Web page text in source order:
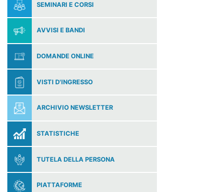
SEMINARI E CORSI
AVVISI E BANDI
DOMANDE ONLINE
VISTI D'INGRESSO
ARCHIVIO NEWSLETTER
STATISTICHE
TUTELA DELLA PERSONA
PIATTAFORME